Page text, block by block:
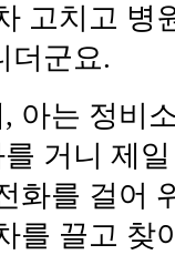
고치고 병
더군요.
아는 정비
거니 제
화를 걸어
를 끌고 찾